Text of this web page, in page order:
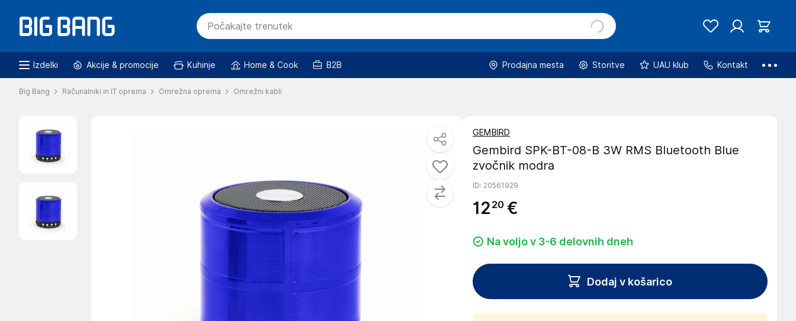
Izdelki Akcije & promocije Kuhinje Home & Cook B2B Prodajna mesta Storitve UAU klub Kontakt
Big Bang Računalniki in IT oprema Omrežna oprema Omrežni kabli
GEMBIRD
Gembird SPK-BT-08-B 3W RMS Bluetooth Blue
zvočnik modra
ID: 20561929
12 20 €
Na voljo v 3-6 delovnih dneh
Dodaj v košarico